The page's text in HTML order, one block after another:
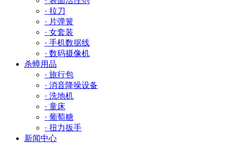
· 拉刀
· 片弹簧
· 女套装
· 手机数据线
· 数码摄像机
杀蟑用品
· 旅行包
· 消音降噪设备
· 洗地机
· 童床
· 葡萄糖
· 扭力扳手
新闻中心